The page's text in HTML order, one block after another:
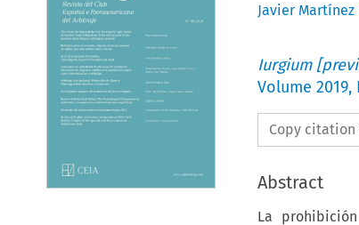
Javier Martínez
Iurgium
Volume 2019,
Copy
Abstract
La